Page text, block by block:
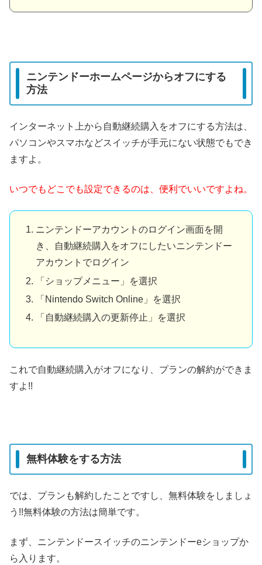
ニンテンドーホームページからオフにする
方法
インターネット上から自動継続購入をオフにする方法は、
パソコンやスマホなどスイッチが手元にない状態でもでき
ますよ。
いつでもどこでも設定できるのは、便利でいいですよね。
ニンテンドーアカウントのログイン画面を開
き、自動継続購入をオフにしたいニンテンドー
アカウントでログイン
「ショップメニュー」を選択
「Nintendo Switch Online」を選択
「自動継続購入の更新停止」を選択
これで自動継続購入がオフになり、プランの解約ができま
すよ!!
無料体験をする方法
では、プランも解約したことですし、無料体験をしましょ
う!!無料体験の方法は簡単です。
まず、ニンテンドースイッチのニンテンドーeショップか
ら入ります。